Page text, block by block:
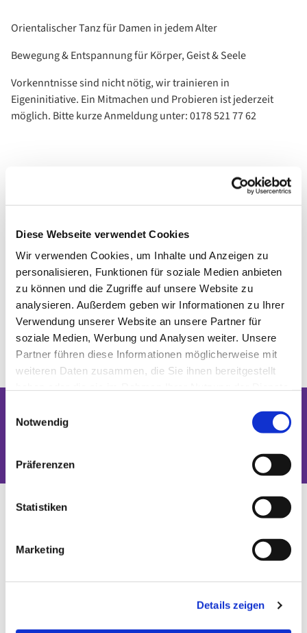
Diese Webseite verwendet Cookies
Wir verwenden Cookies, um Inhalte und Anzeigen zu
personalisieren, Funktionen für soziale Medien anbieten
zu können und die Zugriffe auf unsere Website zu
analysieren. Außerdem geben wir Informationen zu Ihrer
Verwendung unserer Website an unsere Partner für
soziale Medien, Werbung und Analysen weiter. Unsere
Partner führen diese Informationen möglicherweise mit
weiteren Daten zusammen, die Sie ihnen bereitgestellt
Notwendig
Präferenzen
Statistiken
Marketing
Details zeigen
Orientalischer Tanz für Damen in jedem Alter
Bewegung & Entspannung für Körper, Geist & Seele
Vorkenntnisse sind nicht nötig, wir trainieren in
Eigeninitiative. Ein Mitmachen und Probieren ist jederzeit
möglich. Bitte kurze Anmeldung unter: 0178 521 77 62
Dies könnte Sie auch interessieren